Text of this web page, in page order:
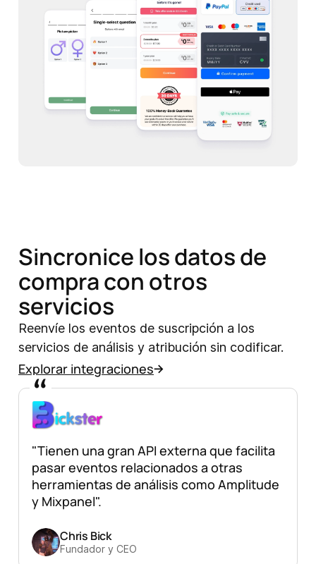
Sincronice los datos de
compra con otros
servicios
Reenvíe los eventos de suscripción a los
servicios de análisis y atribución sin codificar.
Explorar integraciones
"Tienen una gran API externa que facilita
pasar eventos relacionados a otras
herramientas de análisis como Amplitude
y Mixpanel".
Chris Bick
Fundador y CEO